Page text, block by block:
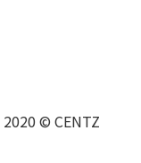
2020 © CENTZ